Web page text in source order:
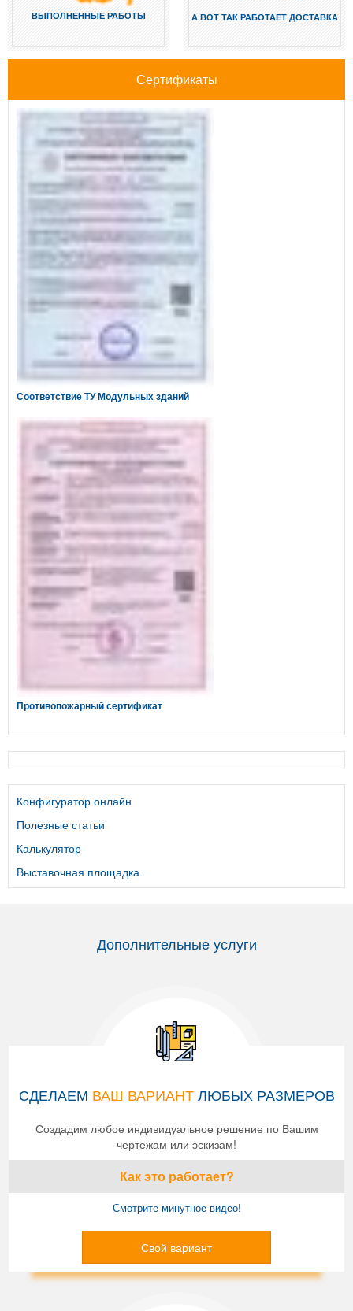
ВЫПОЛНЕННЫЕ РАБОТЫ А ВОТ ТАК РАБОТАЕТ ДОСТАВКА
Сертификаты
Соответствие ТУ Модульных зданий
Противопожарный сертификат
Конфигуратор онлайн
Полезные статьи
Калькулятор
Выставочная площадка
Дополнительные услуги
СДЕЛАЕМ ВАШ ВАРИАНТЛЮБЫХ РАЗМЕРОВ
Создадим любое индивидуальное решение по Вашим
чертежам или эскизам!
Как это работает?
Смотрите минутное видео!
Свой вариант